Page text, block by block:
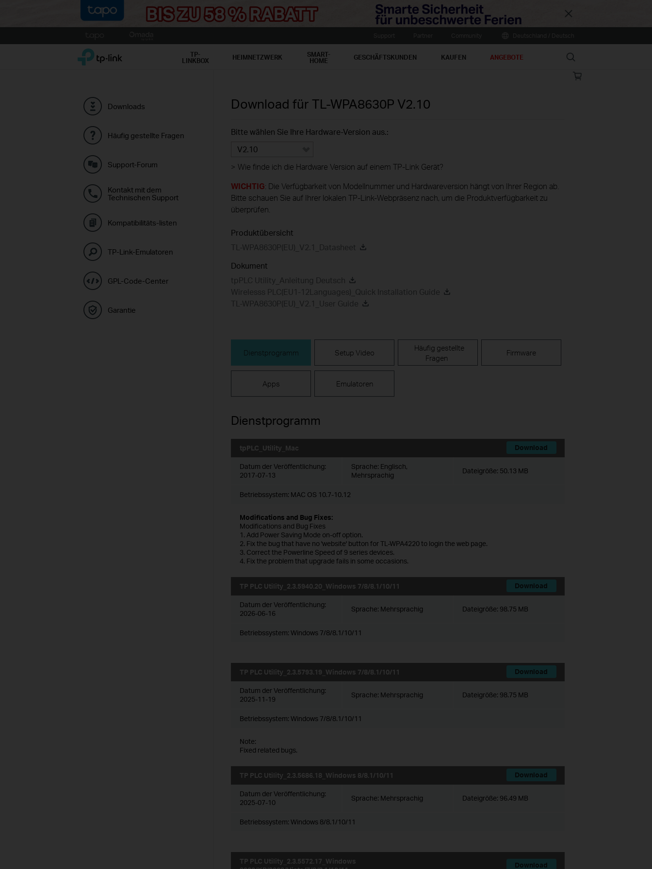
Close
to
TP-Link, Reliably Smart TP-
LINKBOX HEIMNETZWERK SMART-
HOME GESCHÄFTSKUNDEN KAUFEN ANGEBOTE Search
Online
Downloads
Häufig gestellte Fragen
Support-Forum
Kontakt mit dem
Technischen Support
Kompatibilitäts-listen
TP-Link-Emulatoren
GPL-Code-Center
Garantie
Download für TL-WPA8630P V2.10
Bitte wählen Sie Ihre Hardware-Version aus.:
V2.10
> Wie finde ich die Hardware Version auf einem TP-Link Gerät?
WICHTIG: Die Verfügbarkeit von Modellnummer und Hardwareversion hängt von Ihrer Region ab.
Bitte schauen Sie auf Ihrer lokalen TP-Link-Webpräsenz nach, um die Produktverfügbarkeit zu
überprüfen.
Produktübersicht
TL-WPA8630P(EU)_V2.1_Datasheet
Dokument
tpPLC Utility_Anleitung Deutsch
Wirelesss PLC(EU1-12Languages)_Quick Installation Guide
TL-WPA8630P(EU)_V2.1_User Guide
Dienstprogramm Setup Video
Häufig gestellte
Fragen
Firmware
Apps Emulatoren
Dienstprogramm
tpPLC_Utility_Mac Download
Datum der Veröffentlichung:
2017-07-13
Sprache: Englisch,
Mehrsprachig
Dateigröße: 50.13 MB
Betriebssystem: MAC OS 10.7-10.12
Modifications and Bug Fixes:
Modifications and Bug Fixes
1. Add Power Saving Mode on-off option.
2. Fix the bug that have no 'website' button for TL-WPA4220 to login the web page.
3. Correct the Powerline Speed of 9 series devices.
4. Fix the problem that upgrade fails in some occasions.
TP PLC Utility_2.3.5940.20_Windows 7/8/8.1/10/11 Download
Datum der Veröffentlichung:
2026-06-16
Sprache: Mehrsprachig Dateigröße: 98.75 MB
Betriebssystem: Windows 7/8/8.1/10/11
TP PLC Utility_2.3.5793.19_Windows 7/8/8.1/10/11 Download
Datum der Veröffentlichung:
2025-11-19
Sprache: Mehrsprachig Dateigröße: 98.75 MB
Betriebssystem: Windows 7/8/8.1/10/11
Note:
Fixed related bugs.
TP PLC Utility_2.3.5686.18_Windows 8/8.1/10/11 Download
Datum der Veröffentlichung:
2025-07-10
Sprache: Mehrsprachig Dateigröße: 96.49 MB
Betriebssystem: Windows 8/8.1/10/11
TP PLC Utility_2.3.5572.17_Windows
Download